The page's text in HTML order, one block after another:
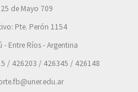
de Mayo 709
Pte. Perón 1154
Entre Ríos - Argentina
/ 426203 / 426345 / 426148